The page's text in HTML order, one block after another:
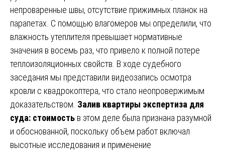
непроваренные швы, отсутствие прижимных планок на
парапетах. С помощью влагомеров мы определили, что
влажность утеплителя превышает нормативные
значения в восемь раз, что привело к полной потере
теплоизоляционных свойств. В ходе судебного
заседания мы представили видеозапись осмотра
кровли с квадрокоптера, что стало неопровержимым
доказательством. Залив квартиры экспертиза для
суда: стоимость в этом деле была признана разумной
и обоснованной, поскольку объем работ включал
высотные исследования и применение